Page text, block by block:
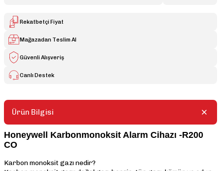
Rekatbetçi Fiyat
Mağazadan Teslim Al
Güvenli Alışveriş
Canlı Destek
Ürün Bilgisi
Honeywell Karbonmonoksit Alarm Cihazı -R200
CO
Karbon monoksit gazı nedir?